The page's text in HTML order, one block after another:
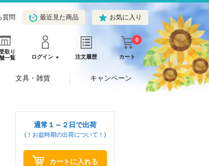
質問 最近見た商品 お気に入り
取り
一覧
ログイン 注文履歴 カート
0
文具・雑貨 キャンペーン
通常１～２日で出荷
(！お盆時期の出荷について！)
カートに入れる